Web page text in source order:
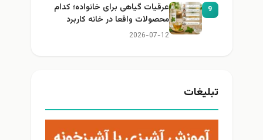
9
عرقیات گیاهی برای خانواده؛ کدام
محصولات واقعا در خانه کاربرد
دارند؟
2026-07-12
تبلیغات